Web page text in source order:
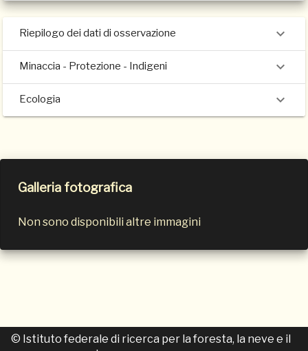
Riepilogo dei dati di osservazione
Minaccia - Protezione - Indigeni
Ecologia
Galleria fotografica
Non sono disponibili altre immagini
© Istituto federale di ricerca per la foresta, la neve e il